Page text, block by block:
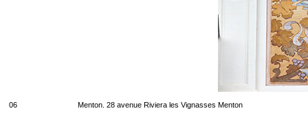
06 Menton. 28 avenue Riviera les Vignasses Menton